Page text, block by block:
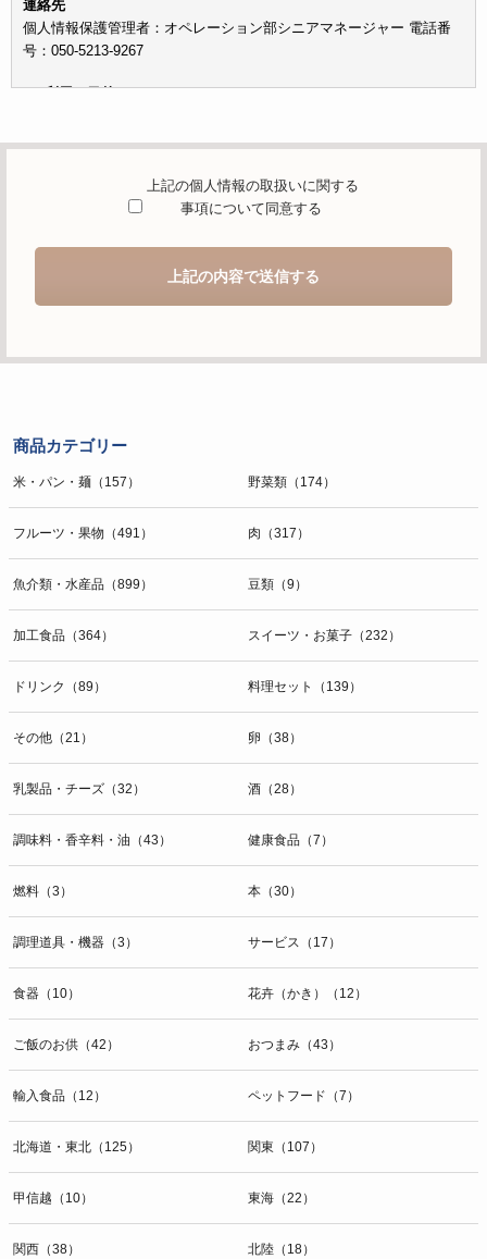
連絡先
個人情報保護管理者：オペレーション部シニアマネージャー 電話番
号：050-5213-9267
c）利用の目的
を適切に受け付け、当社が提供するサービスに関する情報を電子メー
d）個人情報を第三者に提供することが予定される場合の事項
情報を第三者に提供することはありません。
す。
的の通知・開示・内容の訂正・追加または削除・利用の停止・消去お
よび第三者への提供の停止（「開示等」といいます。）に応じます。
g）本人が個人情報を与えることの任意性及び当該情報を与えなかっ
た場合に本人に生じる結果
個人情報の提供は任意と致しますが、当社が依頼する情報の提供がな
い場合、内容が正確でない場合はサービスの提供やご対応等に支障を
きたす可能性がございますのでご了承下さい。
スログ、Cookie（クッキー）等を用いて管理しています。これらに
は、お客様のお名前、ご住所、電話番号、電子メールアドレスなど、
お客様を特定する個人情報は一切含まれておりません。
個人情報に関する問合わせ窓口
〒106-0044 東京都港区東麻布一丁目２７番１号 東麻布食文化ビル４
ＦＡＸ：047-401-6847
上記の個人情報の取扱いに関する
事項について同意する
上記の内容で送信する
商品カテゴリー
米・パン・麺（157） 野菜類（174）
フルーツ・果物（491） 肉（317）
魚介類・水産品（899） 豆類（9）
加工食品（364） スイーツ・お菓子（232）
ドリンク（89） 料理セット（139）
その他（21） 卵（38）
乳製品・チーズ（32） 酒（28）
調味料・香辛料・油（43） 健康食品（7）
燃料（3） 本（30）
調理道具・機器（3） サービス（17）
食器（10） 花卉（かき）（12）
ご飯のお供（42） おつまみ（43）
輸入食品（12） ペットフード（7）
北海道・東北（125） 関東（107）
甲信越（10） 東海（22）
関西（38） 北陸（18）